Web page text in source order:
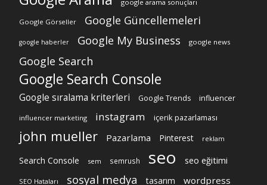
google arama sonuçları
Google Görseller Google Güncellemeleri
google haberler Google My Business google news
Google Search
Google Search Console
Google sıralama kriterleri Google Trends influencer
influencer marketing instagram içerik pazarlaması
john mueller Pazarlama Pinterest reklam
Search Console sem semrush seo seo eğitimi
SEO Hataları sosyal medya tasarım wordpress